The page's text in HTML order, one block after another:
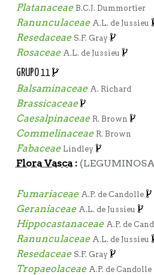
Platanaceae B.C.J. Dummortier
Ranunculaceae A.L. de Jussieu
Resedaceae S.F. Gray
Rosaceae A.L. de Jussieu
GRUPO 11
Balsaminaceae A. Richard
Brassicaceae
Caesalpinaceae R. Brown
Commelinaceae R. Brown
Fabaceae Lindley
Flora Vasca:
Fumariaceae A.P. de Candolle
Geraniaceae A.L. de Jussieu
Hippocastanaceae A.P. de
Ranunculaceae A.L. de Jussieu
Resedaceae S.F. Gray
Tropaeolaceae A.P. de Candolle